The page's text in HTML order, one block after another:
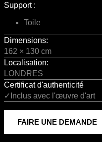
Support :
Toile
Dimensions:
162 × 130 cm
Localisation:
LONDRES
Certificat d'authenticité
✓Inclus avec l'œuvre d'art
FAIRE UNE DEMANDE